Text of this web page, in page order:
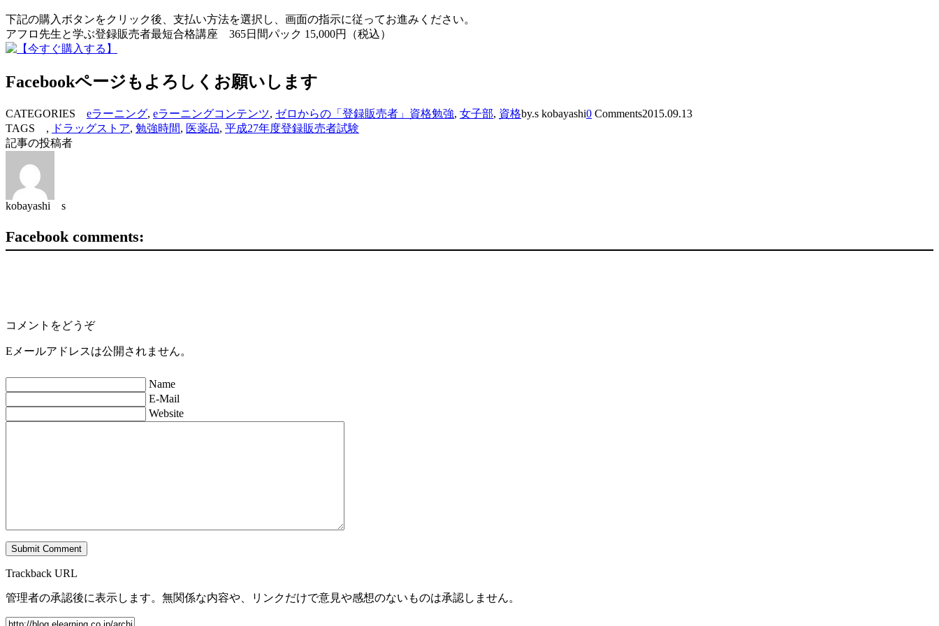
下記の購入ボタンをクリック後、支払い方法を選択し、画面の指示に従ってお進みください。
アフロ先生と学ぶ登録販売者最短合格講座 365日間パック 15,000円（税込）
Facebookページもよろしくお願いします
CATEGORIES eラーニング, eラーニングコンテンツ, ゼロからの「登録販売者」資格勉強, 女子部, 資格by.s kobayashi0 Comments2015.09.13
TAGS , ドラッグストア, 勉強時間, 医薬品, 平成27年度登録販売者試験
記事の投稿者
kobayashi s
Facebook comments:
コメントをどうぞ
Eメールアドレスは公開されません。
Name
E-Mail
Website
Trackback URL
管理者の承認後に表示します。無関係な内容や、リンクだけで意見や感想のないものは承認しません。